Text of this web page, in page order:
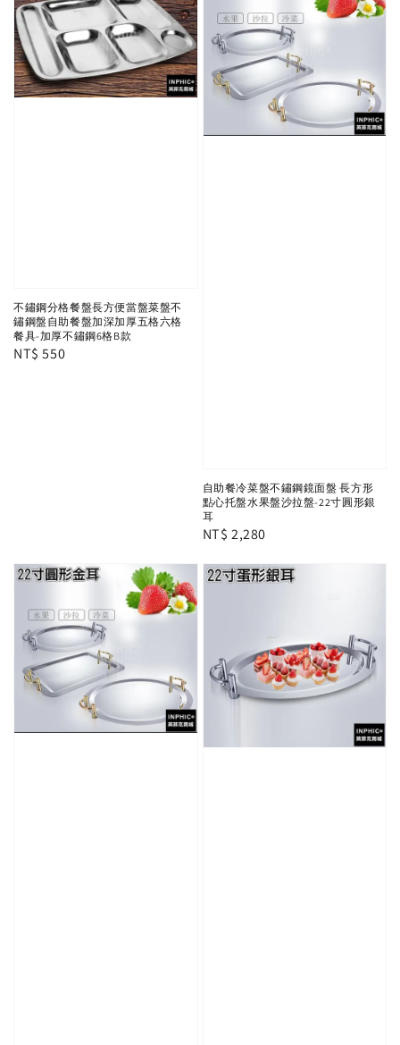
不鏽鋼分格餐盤長方便當盤菜盤不
鏽鋼盤自助餐盤加深加厚五格六格
餐具-加厚不鏽鋼6格B款
Regular
NT$ 550
自助餐冷菜盤不鏽鋼鏡面盤 長方形
點心托盤水果盤沙拉盤-22寸圓形銀
耳
Regular
NT$ 2,280